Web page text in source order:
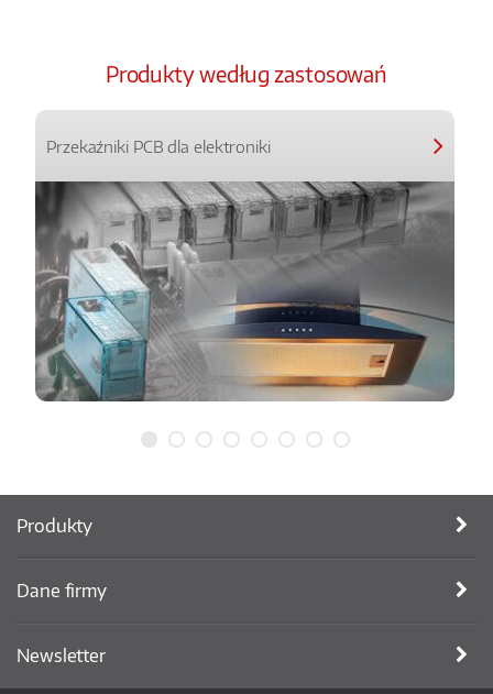
Produkty według zastosowań
Przekaźniki PCB dla elektroniki
Produkty
Dane firmy
Newsletter